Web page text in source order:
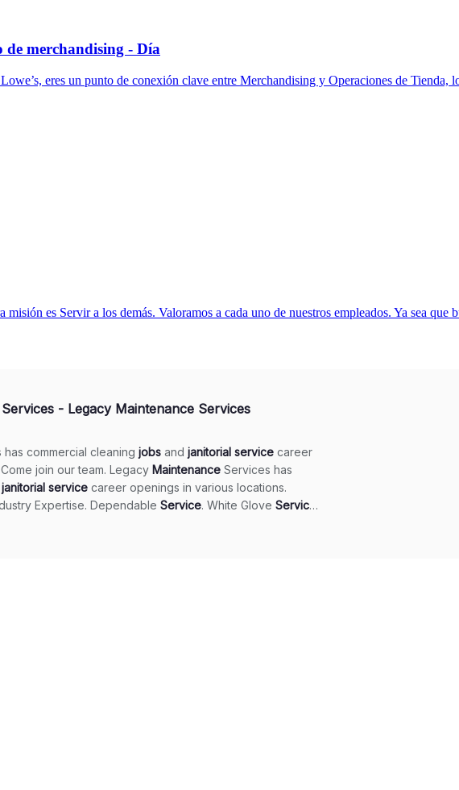
de merchandising - Día
eres un punto de conexión clave entre Merchandising y Operaciones de Tienda,
es Servir a los demás. Valoramos a cada uno de nuestros empleados. Ya sea que